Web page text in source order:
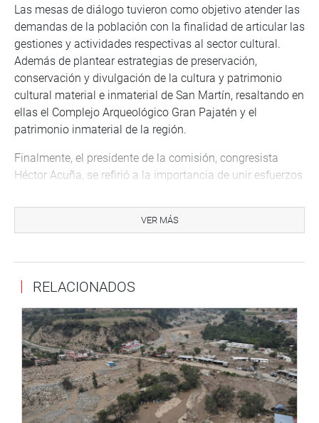
Las mesas de diálogo tuvieron como objetivo atender las
demandas de la población con la finalidad de articular las
gestiones y actividades respectivas al sector cultural.
Además de plantear estrategias de preservación,
conservación y divulgación de la cultura y patrimonio
cultural material e inmaterial de San Martín, resaltando en
ellas el Complejo Arqueológico Gran Pajatén y el
patrimonio inmaterial de la región.
Finalmente, el presidente de la comisión, congresista
Héctor Acuña, se refirió a la importancia de unir esfuerzos
locales, de igual manera manifestó su compromiso en
colaborar para que exista una mejor gestión por parte de
PERALTA
VER MÁS
RELACIONADOS